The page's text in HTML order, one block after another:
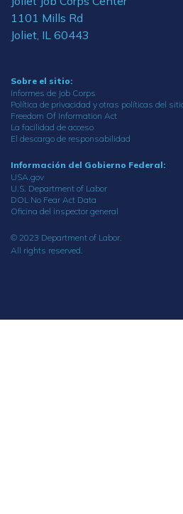
1101 Mills Rd
Joliet, IL 60443
Sobre el sitio:
Informes de Job Corps
Política de privacidad y otras políticas del
Freedom Of Information Act
La facilidad de acceso
El descargo de responsabilidad
Información del Gobierno Federal:
USA.gov
U.S. Department of Labor
DOL No Fear Act Data
Oficina del inspector general
© 2023 Department of Labor.
All rights reserved.